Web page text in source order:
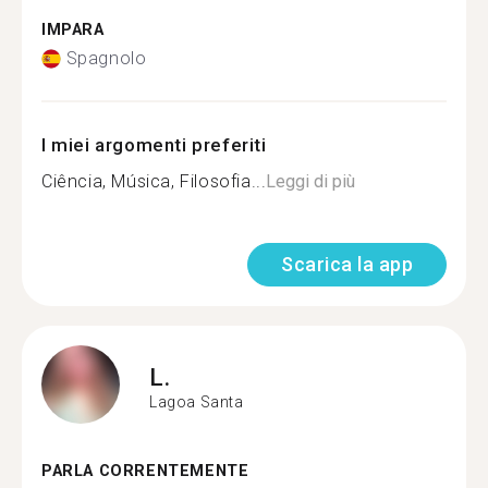
IMPARA
Spagnolo
I miei argomenti preferiti
Ciência, Música, Filosofia...Leggi di più
Scarica la app
L.
Lagoa Santa
PARLA CORRENTEMENTE